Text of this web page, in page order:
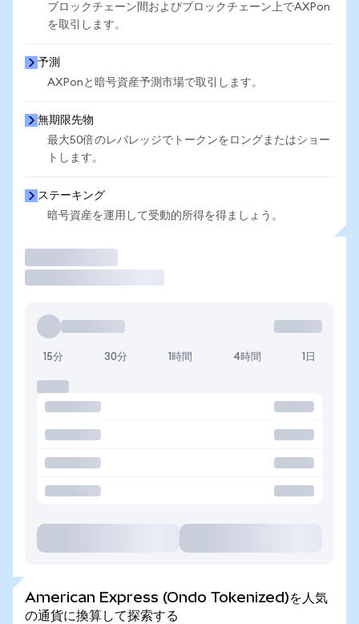
ブロックチェーン間およびブロックチェーン上でAXPon
を取引します。
予測
AXPonと暗号資産予測市場で取引します。
無期限先物
最大50倍のレバレッジでトークンをロングまたはショー
トします。
ステーキング
暗号資産を運用して受動的所得を得ましょう。
15分 30分 1時間 4時間 1日
American Express (Ondo Tokenized)を人気
の通貨に換算して探索する